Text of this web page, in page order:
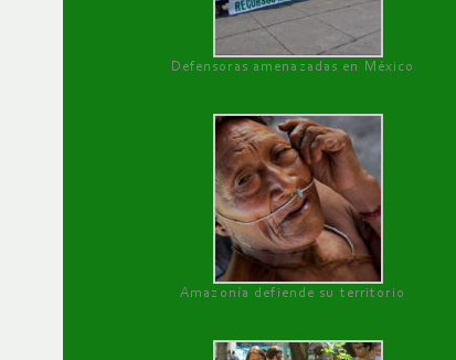
Defensoras amenazadas en México
Amazonía defiende su territorio